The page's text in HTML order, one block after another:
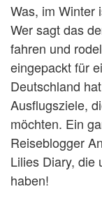
Was, im Winter
Wer sagt das
fahren und
eingepackt für
Deutschland
Ausflugsziele,
möchten. Ein
Reiseblogger
Lilies Diary, die
haben!